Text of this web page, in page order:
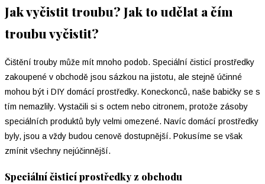
Jak vyčistit troubu? Jak to udělat a čím
troubu vyčistit?
Čištění trouby může mít mnoho podob. Speciální čisticí prostředky
zakoupené v obchodě jsou sázkou na jistotu, ale stejně účinné
mohou být i DIY domácí prostředky. Koneckonců, naše babičky se s
tím nemazlily. Vystačili si s octem nebo citronem, protože zásoby
speciálních produktů byly velmi omezené. Navíc domácí prostředky
byly, jsou a vždy budou cenově dostupnější. Pokusíme se však
zmínit všechny nejúčinnější.
Speciální čisticí prostředky z obchodu